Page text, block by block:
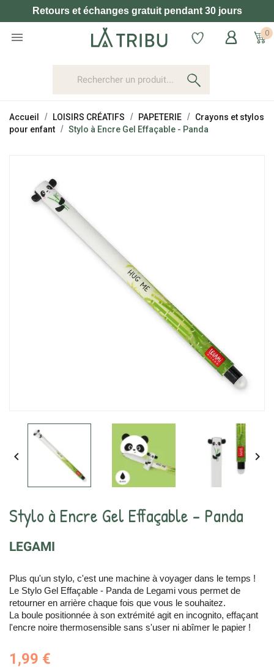
Retours et échanges gratuit pendant 30 jours
 0
Accueil LOISIRS CRÉATIFS PAPETERIE
Crayons et stylos
pour enfant
Stylo à Encre Gel Effaçable - Panda
 
Stylo à Encre Gel Effaçable - Panda
LEGAMI
Plus qu'un stylo, c'est une machine à voyager dans le temps !
Le Stylo Gel Effaçable - Panda de Legami vous permet de
retourner en arrière chaque fois que vous le souhaitez.
La boule positionnée à son extrémité agit en incognito, effaçant
l'encre noire thermosensible sans s'user ni abîmer le papier !
1,99 €